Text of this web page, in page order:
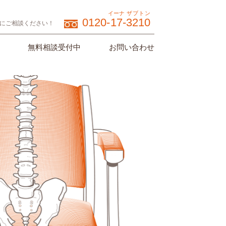
ご相談ください！ 0120-17
イーナ
-3210
ザブトン
無料相談受付中 お問い合わせ